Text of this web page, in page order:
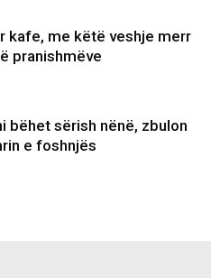
kafe, me këtë veshje merr
pranishmëve
bëhet sërish nënë, zbulon
e foshnjës